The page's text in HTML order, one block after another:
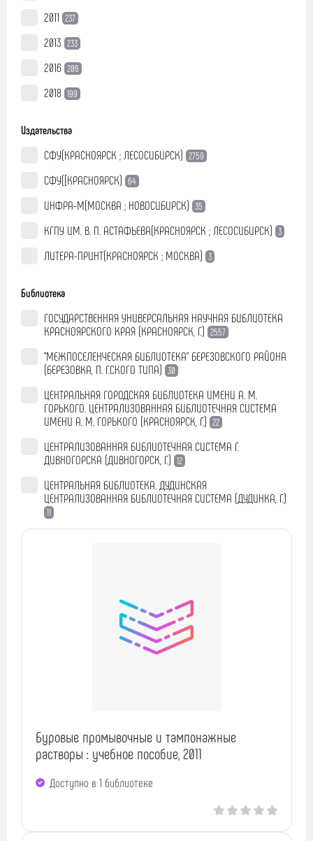
2011 237
2013 233
2016 206
2018 199
Издательства
СФУ(КРАСНОЯРСК ; ЛЕСОСИБИРСК) 2759
СФУ([КРАСНОЯРСК) 64
ИНФРА-М(МОСКВА ; НОВОСИБИРСК) 35
КГПУ ИМ. В. П. АСТАФЬЕВА(КРАСНОЯРСК ; ЛЕСОСИБИРСК) 3
ЛИТЕРА-ПРИНТ(КРАСНОЯРСК ; МОСКВА) 3
Библиотека
ГОСУДАРСТВЕННАЯ УНИВЕРСАЛЬНАЯ НАУЧНАЯ БИБЛИОТЕКА
КРАСНОЯРСКОГО КРАЯ (КРАСНОЯРСК, Г.) 2557
"МЕЖПОСЕЛЕНЧЕСКАЯ БИБЛИОТЕКА" БЕРЕЗОВСКОГО РАЙОНА
(БЕРЕЗОВКА, П. Г.СКОГО ТИПА) 30
ЦЕНТРАЛЬНАЯ ГОРОДСКАЯ БИБЛИОТЕКА ИМЕНИ А. М.
ГОРЬКОГО. ЦЕНТРАЛИЗОВАННАЯ БИБЛИОТЕЧНАЯ СИСТЕМА
ИМЕНИ А. М. ГОРЬКОГО (КРАСНОЯРСК, Г.) 22
ЦЕНТРАЛИЗОВАННАЯ БИБЛИОТЕЧНАЯ СИСТЕМА Г.
ДИВНОГОРСКА (ДИВНОГОРСК, Г.) 12
ЦЕНТРАЛЬНАЯ БИБЛИОТЕКА. ДУДИНСКАЯ
ЦЕНТРАЛИЗОВАННАЯ БИБЛИОТЕЧНАЯ СИСТЕМА (ДУДИНКА, Г.)
11
Буровые промывочные и тампонажные
растворы : учебное пособие, 2011
Доступно в 1 библиотекe